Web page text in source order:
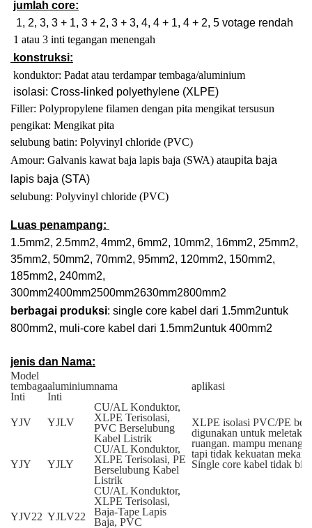
jumlah core:
1, 2, 3, 3 + 1, 3 + 2, 3 + 3, 4, 4 + 1, 4 + 2, 5 votage rendah
1 atau 3 inti tegangan menengah
konstruksi:
konduktor: Padat atau terdampar tembaga/aluminium
isolasi: Cross-linked polyethylene (XLPE)
Filler: Polypropylene filamen dengan pita mengikat tersusun
pengikat: Mengikat pita
selubung batin: Polyvinyl chloride (PVC)
Amour: Galvanis kawat baja lapis baja (SWA) ataupita baja
lapis baja (STA)
selubung: Polyvinyl chloride (PVC)
Luas penampang:
1.5mm2, 2.5mm2, 4mm2, 6mm2, 10mm2, 16mm2, 25mm2,
35mm2, 50mm2, 70mm2, 95mm2, 120mm2, 150mm2,
185mm2, 240mm2,
300mm2400mm2500mm2630mm2800mm2
berbagai produksi: single core kabel dari 1.5mm2untuk
800mm2, muli-core kabel dari 1.5mm2untuk 400mm2
jenis dan Nama:
Model
nama
aplikasi
tembaga
Inti
aluminium
Inti
YJV YJLV
CU/AL Konduktor,
XLPE Terisolasi,
PVC Berselubung
Kabel Listrik
XLPE isolasi PVC/PE
digunakan untuk
ruangan. mampu
tapi tidak kekuatan
Single core kabel tidak
YJY YJLY
CU/AL Konduktor,
XLPE Terisolasi, PE
Berselubung Kabel
Listrik
YJV22 YJLV22
CU/AL Konduktor,
XLPE Terisolasi,
Baja-Tape Lapis
Baja, PVC